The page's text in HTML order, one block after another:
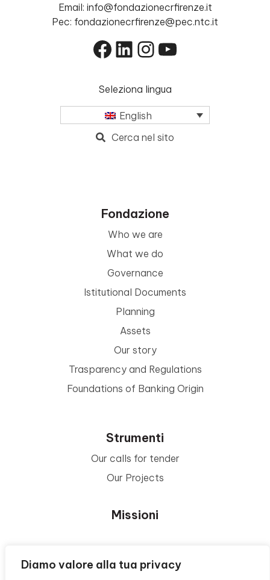
Diamo valore alla tua privacy
Email: info@fondazionecrfirenze.it
Pec: fondazionecrfirenze@pec.ntc.it
Facebook
LinkedIn
Instagram
YouTube
Seleziona lingua
English
Cerca nel sito
Fondazione
Who we are
What we do
Governance
Istitutional Documents
Planning
Assets
Our story
Trasparency and Regulations
Foundations of Banking Origin
Strumenti
Our calls for tender
Our Projects
Missioni
Area Beneficiari